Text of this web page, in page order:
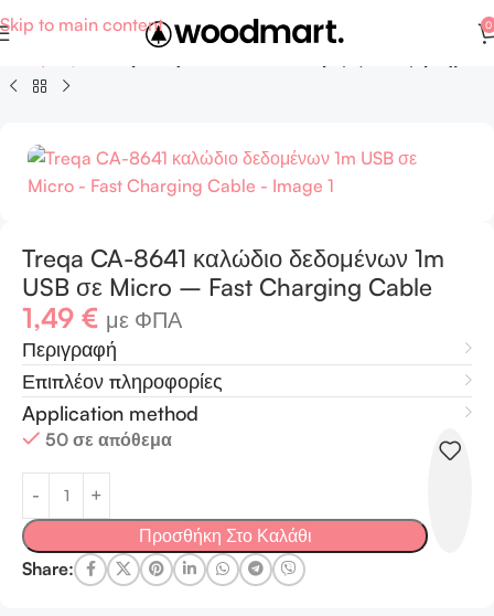
Skip to main content 0
Treqa CA-8641 καλώδιο δεδομένων 1m
USB σε Micro – Fast Charging Cable
1,49 € με ΦΠΑ
Περιγραφή
Επιπλέον πληροφορίες
Application method
50 σε απόθεμα
Προσθήκη Στο Καλάθι
Share: